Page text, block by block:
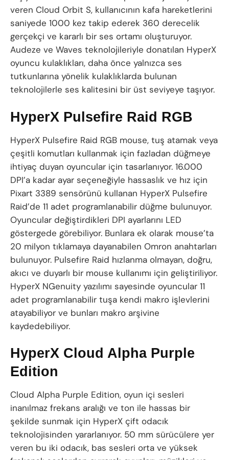
veren Cloud Orbit S, kullanıcının kafa hareketlerini
saniyede 1000 kez takip ederek 360 derecelik
gerçekçi ve kararlı bir ses ortamı oluşturuyor.
Audeze ve Waves teknolojileriyle donatılan HyperX
oyuncu kulaklıkları, daha önce yalnızca ses
tutkunlarına yönelik kulaklıklarda bulunan
teknolojilerle ses kalitesini bir üst seviyeye taşıyor.
HyperX Pulsefire Raid RGB
HyperX Pulsefire Raid RGB mouse, tuş atamak veya
çeşitli komutları kullanmak için fazladan düğmeye
ihtiyaç duyan oyuncular için tasarlanıyor. 16.000
DPI’a kadar ayar seçeneğiyle hassaslık ve hız için
Pixart 3389 sensörünü kullanan HyperX Pulsefire
Raid’de 11 adet programlanabilir düğme bulunuyor.
Oyuncular değiştirdikleri DPI ayarlarını LED
göstergede görebiliyor. Bunlara ek olarak mouse’ta
20 milyon tıklamaya dayanabilen Omron anahtarları
bulunuyor. Pulsefire Raid hızlanma olmayan, doğru,
akıcı ve duyarlı bir mouse kullanımı için geliştiriliyor.
HyperX NGenuity yazılımı sayesinde oyuncular 11
adet programlanabilir tuşa kendi makro işlevlerini
atayabiliyor ve bunları makro arşivine
kaydedebiliyor.
HyperX Cloud Alpha Purple
Edition
Cloud Alpha Purple Edition, oyun içi sesleri
inanılmaz frekans aralığı ve ton ile hassas bir
şekilde sunmak için HyperX çift odacık
teknolojisinden yararlanıyor. 50 mm sürücülere yer
veren bu iki odacık, bas sesleri orta ve yüksek